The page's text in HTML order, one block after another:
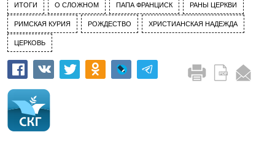
ИТОГИ О СЛОЖНОМ ПАПА ФРАНЦИСК РАНЫ ЦЕРКВИ
РИМСКАЯ КУРИЯ РОЖДЕСТВО ХРИСТИАНСКАЯ НАДЕЖДА
ЦЕРКОВЬ